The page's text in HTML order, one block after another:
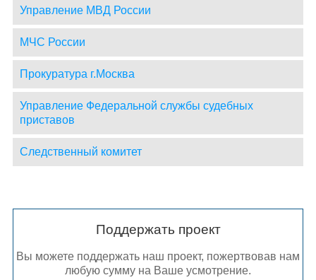
Управление МВД России
МЧС России
Прокуратура г.Москва
Управление Федеральной службы судебных
приставов
Следственный комитет
Поддержать проект
Вы можете поддержать наш проект, пожертвовав нам
любую сумму на Ваше усмотрение.